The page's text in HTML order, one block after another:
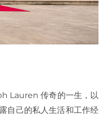
Lauren 传奇的一生，以
自己的私人生活和工作经